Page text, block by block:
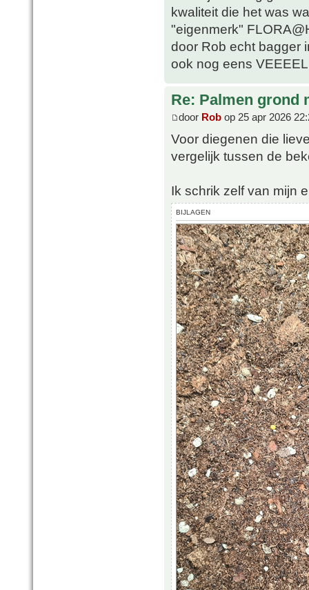
kwaliteit die het was
"eigenmerk"
door Rob echt bagger
ook nog eens
Re: Palmen grond
door Rob op 25 apr 2026
Voor diegenen die
vergelijk tussen de
Ik schrik zelf van mijn
BIJLAGEN